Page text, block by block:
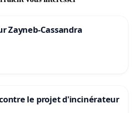
Zayneb-Cassandra
le projet d'incinérateur